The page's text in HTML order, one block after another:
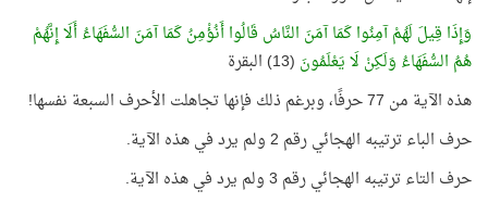
وَإِذَا قِيلَ لَهُمْ آمِنُوا كَمَا آمَنَ النَّاسُ قَالُوا أَنُؤْمِنُ كَمَا آمَنَ السُّفَهَاءُ أَلَا إِنَّهُمْ
هُمُ السُّفَهَاءُ وَلَكِنْ لَا يَعْلَمُونَ (13) البقرة
هذه الآية من 77 حرفًا، وبرغم ذلك فإنها تجاهلت الأحرف السبعة نفسها!
حرف الباء ترتيبه الهجائي رقم 2 ولم يرد في هذه الآية.
حرف التاء ترتيبه الهجائي رقم 3 ولم يرد في هذه الآية.